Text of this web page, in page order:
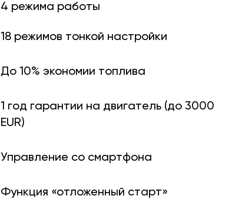
4 режима работы
18 режимов тонкой настройки
До 10% экономии топлива
1 год гарантии на двигатель (до 3000
EUR)
Управление со смартфона
Функция «отложенный старт»